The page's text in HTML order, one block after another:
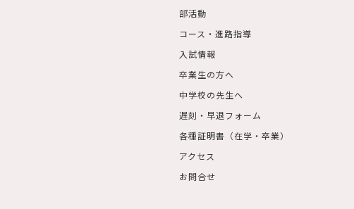
部活動
コース・進路指導
入試情報
卒業生の方へ
中学校の先生へ
遅刻・早退フォーム
各種証明書（在学・卒業）
アクセス
お問合せ